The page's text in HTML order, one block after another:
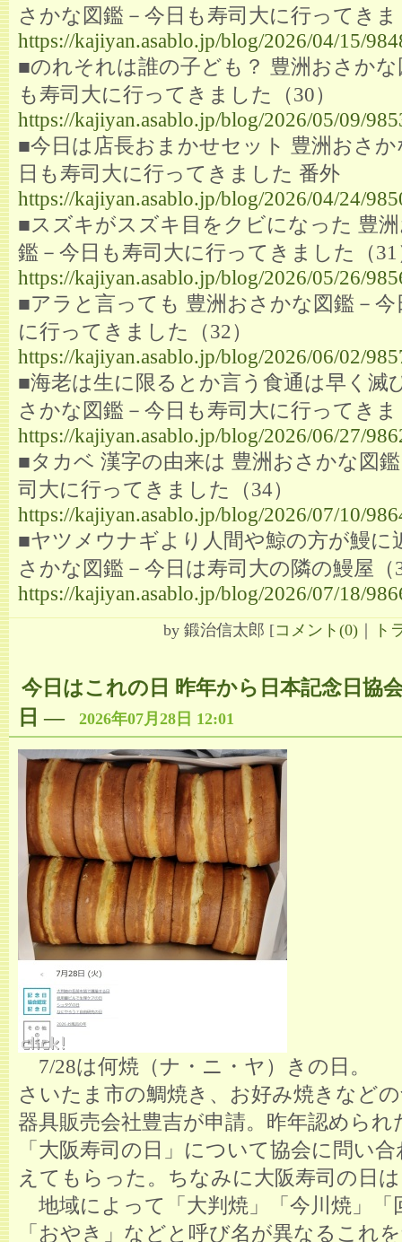
さかな図鑑－今日も寿司大に行ってき
https://kajiyan.asablo.jp/blog/2026/04/15/
■のれそれは誰の子ども？ 豊洲おさかな
も寿司大に行ってきました（30）
https://kajiyan.asablo.jp/blog/2026/05/09/
■今日は店長おまかせセット 豊洲おさか
日も寿司大に行ってきました 番外
https://kajiyan.asablo.jp/blog/2026/04/24/
■スズキがスズキ目をクビになった 豊
鑑－今日も寿司大に行ってきました（31
https://kajiyan.asablo.jp/blog/2026/05/26/
■アラと言っても 豊洲おさかな図鑑－今
に行ってきました（32）
https://kajiyan.asablo.jp/blog/2026/06/02/
■海老は生に限るとか言う食通は早く滅
さかな図鑑－今日も寿司大に行ってき
https://kajiyan.asablo.jp/blog/2026/06/27/
■タカベ 漢字の由来は 豊洲おさかな図
司大に行ってきました（34）
https://kajiyan.asablo.jp/blog/2026/07/10/
■ヤツメウナギより人間や鯨の方が鰻に
さかな図鑑－今日は寿司大の隣の鰻屋（
https://kajiyan.asablo.jp/blog/2026/07/18/
by 鍛治信太郎 [コメント(0) ｜ ト
今日はこれの日 昨年から日本記念日協
日 ― 2026年07月28日 12:01
7/28は何焼（ナ・ニ・ヤ）きの日。
さいたま市の鯛焼き、お好み焼きなど
器具販売会社豊吉が申請。昨年認められ
「大阪寿司の日」について協会に問い
えてもらった。ちなみに大阪寿司の日
地域によって「大判焼」「今川焼」「
「おやき」などと呼び名が異なるこれ